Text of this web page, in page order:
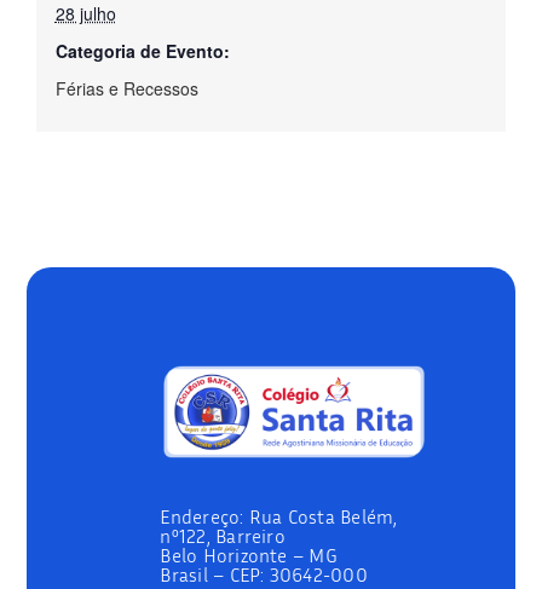
28 julho
Categoria de Evento:
Férias e Recessos
Endereço: Rua Costa Belém,
nº122, Barreiro
Belo Horizonte – MG
Brasil – CEP: 30642-000